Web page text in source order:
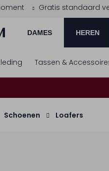
Gratis standaard
DAMES HEREN
Tassen &
Schoenen Loafers